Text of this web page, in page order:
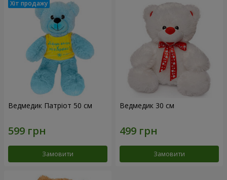
Ведмедик Патріот 50 см
Замовити
Ведмедик 30 см
Замовити